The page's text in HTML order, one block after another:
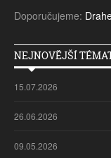
Doporučujeme:
NEJNOVĚJŠÍ
15.07.2026
26.06.2026
09.05.2026